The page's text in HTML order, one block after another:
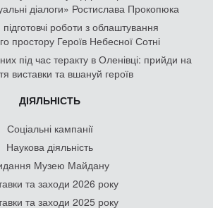
діалоги» Ростислава Прокопюка
роботи з облаштування
простору Героїв Небесної Сотні
під час теракту в Оленівці: прийди на
виставки та вшануй героїв
ДІЯЛЬНІСТЬ
Соціальні кампанії
Наукова діяльність
Музею Майдану
та заходи 2026 року
та заходи 2025 року